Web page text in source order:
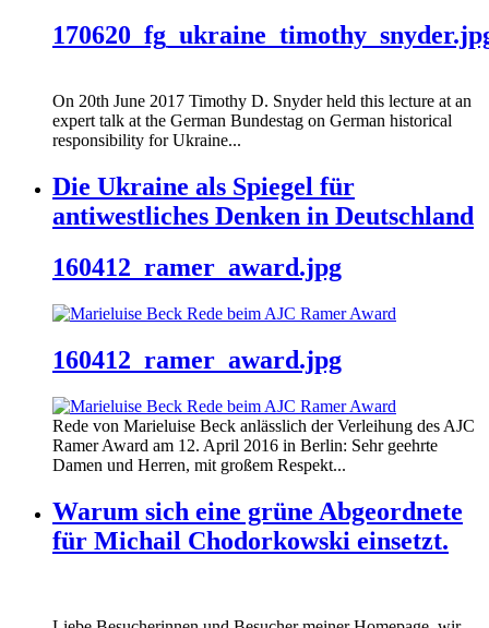
On 20th June 2017 Timothy D. Snyder held this lecture at an
expert talk at the German Bundestag on German historical
responsibility for Ukraine...
Die Ukraine als Spiegel für
antiwestliches Denken in Deutschland
160412_ramer_award.jpg
160412_ramer_award.jpg
Rede von Marieluise Beck anlässlich der Verleihung des AJC
Ramer Award am 12. April 2016 in Berlin: Sehr geehrte
Damen und Herren, mit großem Respekt...
Warum sich eine grüne Abgeordnete
für Michail Chodorkowski einsetzt.